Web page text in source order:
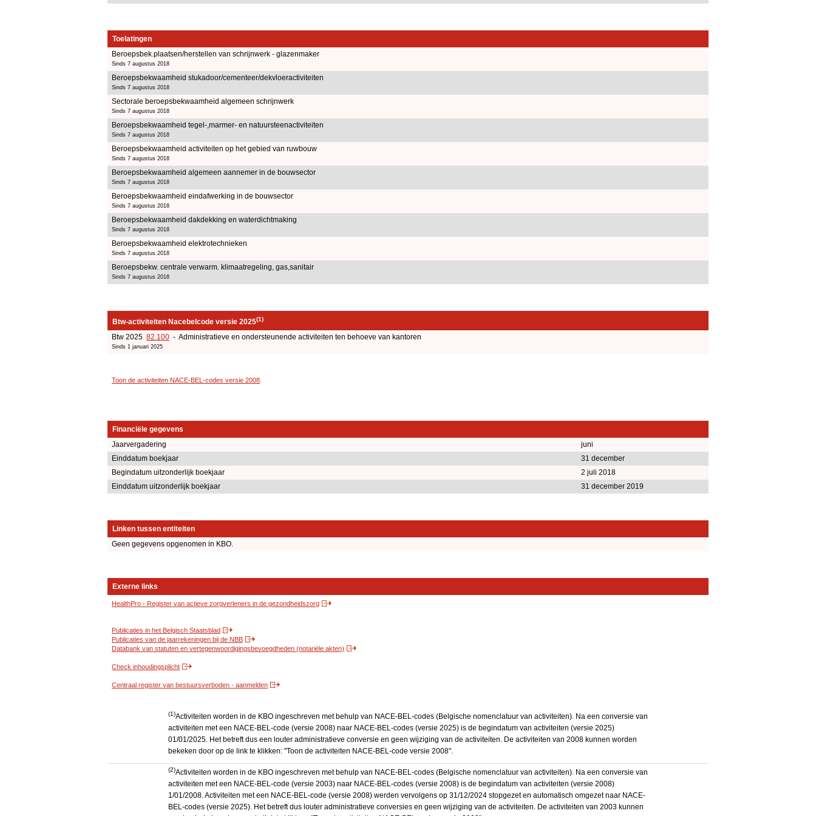
Toelatingen
Beroepsbek.plaatsen/herstellen van schrijnwerk - glazenmaker
Sinds 7 augustus 2018
Beroepsbekwaamheid stukadoor/cementeer/dekvloeractiviteiten
Sinds 7 augustus 2018
Sectorale beroepsbekwaamheid algemeen schrijnwerk
Sinds 7 augustus 2018
Beroepsbekwaamheid tegel-,marmer- en natuursteenactiviteiten
Sinds 7 augustus 2018
Beroepsbekwaamheid activiteiten op het gebied van ruwbouw
Sinds 7 augustus 2018
Beroepsbekwaamheid algemeen aannemer in de bouwsector
Sinds 7 augustus 2018
Beroepsbekwaamheid eindafwerking in de bouwsector
Sinds 7 augustus 2018
Beroepsbekwaamheid dakdekking en waterdichtmaking
Sinds 7 augustus 2018
Beroepsbekwaamheid elektrotechnieken
Sinds 7 augustus 2018
Beroepsbekw. centrale verwarm. klimaatregeling, gas,sanitair
Sinds 7 augustus 2018
Btw-activiteiten Nacebelcode versie 2025(1)
Btw 2025 82.100 - Administratieve en ondersteunende activiteiten ten behoeve van kantoren
Sinds 1 januari 2025
Toon de activiteiten NACE-BEL-codes versie 2008
Financiële gegevens
Jaarvergadering
juni
Einddatum boekjaar
31 december
Begindatum uitzonderlijk boekjaar
2 juli 2018
Einddatum uitzonderlijk boekjaar
31 december 2019
Linken tussen entiteiten
Geen gegevens opgenomen in KBO.
Externe links
HealthPro - Register van actieve zorgverleners in de gezondheidszorg
Publicaties in het Belgisch Staatsblad
Publicaties van de jaarrekeningen bij de NBB
Databank van statuten en vertegenwoordigingsbevoegdheden (notariële akten)
Check inhoudingsplicht
Centraal register van bestuursverboden - aanmelden
(1)Activiteiten worden in de KBO ingeschreven met behulp van NACE-BEL-codes (Belgische nomenclatuur van activiteiten). Na een conversie van
activiteiten met een NACE-BEL-code (versie 2008) naar NACE-BEL-codes (versie 2025) is de begindatum van activiteiten (versie 2025)
01/01/2025. Het betreft dus een louter administratieve conversie en geen wijziging van de activiteiten. De activiteiten van 2008 kunnen worden
bekeken door op de link te klikken: "Toon de activiteiten NACE-BEL-code versie 2008".
(2)Activiteiten worden in de KBO ingeschreven met behulp van NACE-BEL-codes (Belgische nomenclatuur van activiteiten). Na een conversie van
activiteiten met een NACE-BEL-code (versie 2003) naar NACE-BEL-codes (versie 2008) is de begindatum van activiteiten (versie 2008)
1/01/2008. Activiteiten met een NACE-BEL-code (versie 2008) werden vervolgens op 31/12/2024 stopgezet en automatisch omgezet naar NACE-
BEL-codes (versie 2025). Het betreft dus louter administratieve conversies en geen wijziging van de activiteiten. De activiteiten van 2003 kunnen